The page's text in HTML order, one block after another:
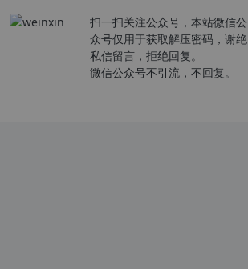
扫一扫关注公众号，本站微信公
众号仅用于获取解压密码，谢绝
私信留言，拒绝回复。
微信公众号不引流，不回复。